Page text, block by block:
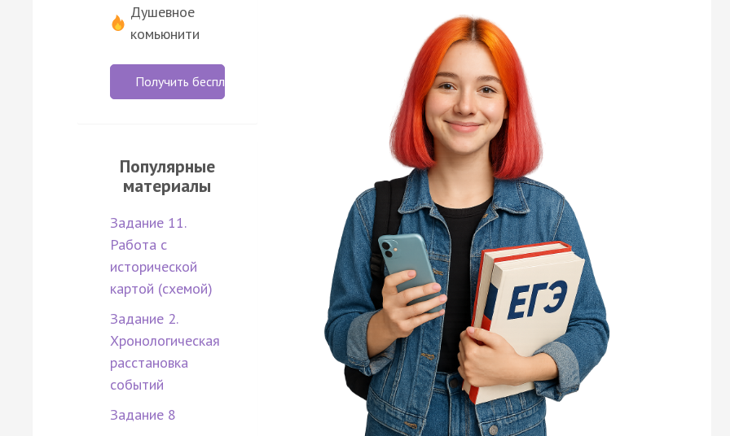
Душевное
комьюнити
Получить бесплатно
Популярные
материалы
Задание 11.
Работа с
исторической
картой (схемой)
Задание 2.
Хронологическая
расстановка
событий
Задание 8